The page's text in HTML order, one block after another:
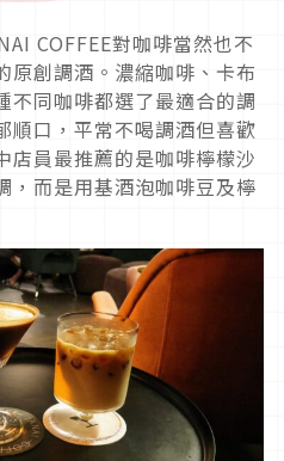
COFFEE對咖啡當然也不
原創調酒。濃縮咖啡、卡布
不同咖啡都選了最適合的調
順口，平常不喝調酒但喜歡
店員最推薦的是咖啡檸檬沙
，而是用基酒泡咖啡豆及檸